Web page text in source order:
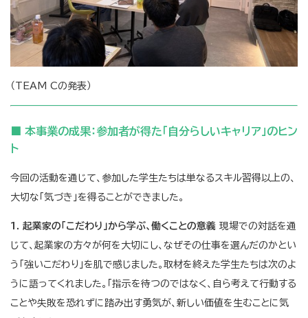
（TEAM Cの発表）
■ 本事業の成果：参加者が得た「自分らしいキャリア」のヒン
ト
今回の活動を通じて、参加した学生たちは単なるスキル習得以上の、
大切な「気づき」を得ることができました。
1. 起業家の「こだわり」から学ぶ、働くことの意義 現場での対話を通
じて、起業家の方々が何を大切にし、なぜその仕事を選んだのかとい
う「強いこだわり」を肌で感じました。取材を終えた学生たちは次のよ
うに語ってくれました。「指示を待つのではなく、自ら考えて行動する
ことや失敗を恐れずに踏み出す勇気が、新しい価値を生むことに気